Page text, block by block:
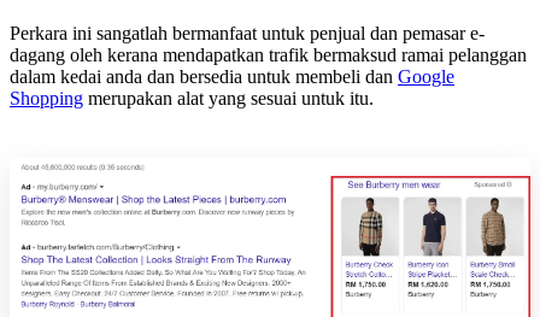
Perkara ini sangatlah bermanfaat untuk penjual dan pemasar e-
dagang oleh kerana mendapatkan trafik bermaksud ramai pelanggan
dalam kedai anda dan bersedia untuk membeli dan Google
Shopping merupakan alat yang sesuai untuk itu.